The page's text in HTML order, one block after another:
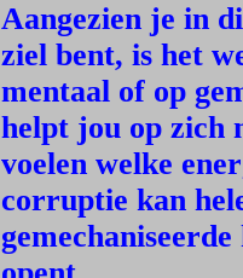
Aangezien je in
ziel bent, is het
mentaal of op
helpt jou op zich
voelen welke
corruptie kan